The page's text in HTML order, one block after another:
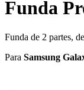
Funda
Funda de 2 partes,
Para Samsung